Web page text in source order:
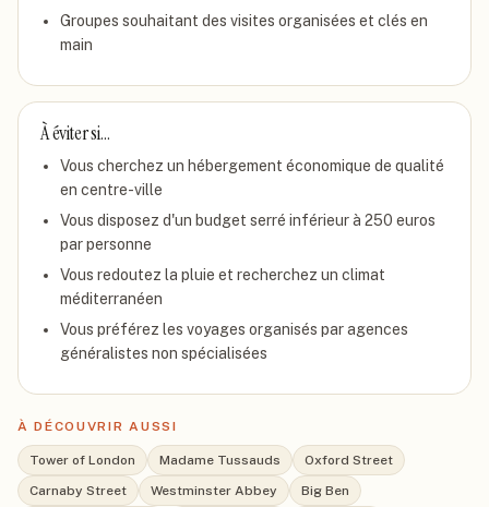
Groupes souhaitant des visites organisées et clés en
main
À éviter si…
Vous cherchez un hébergement économique de qualité
en centre-ville
Vous disposez d'un budget serré inférieur à 250 euros
par personne
Vous redoutez la pluie et recherchez un climat
méditerranéen
Vous préférez les voyages organisés par agences
généralistes non spécialisées
À DÉCOUVRIR AUSSI
Tower of London Madame Tussauds
Oxford Street
Carnaby Street
Westminster Abbey
Big Ben